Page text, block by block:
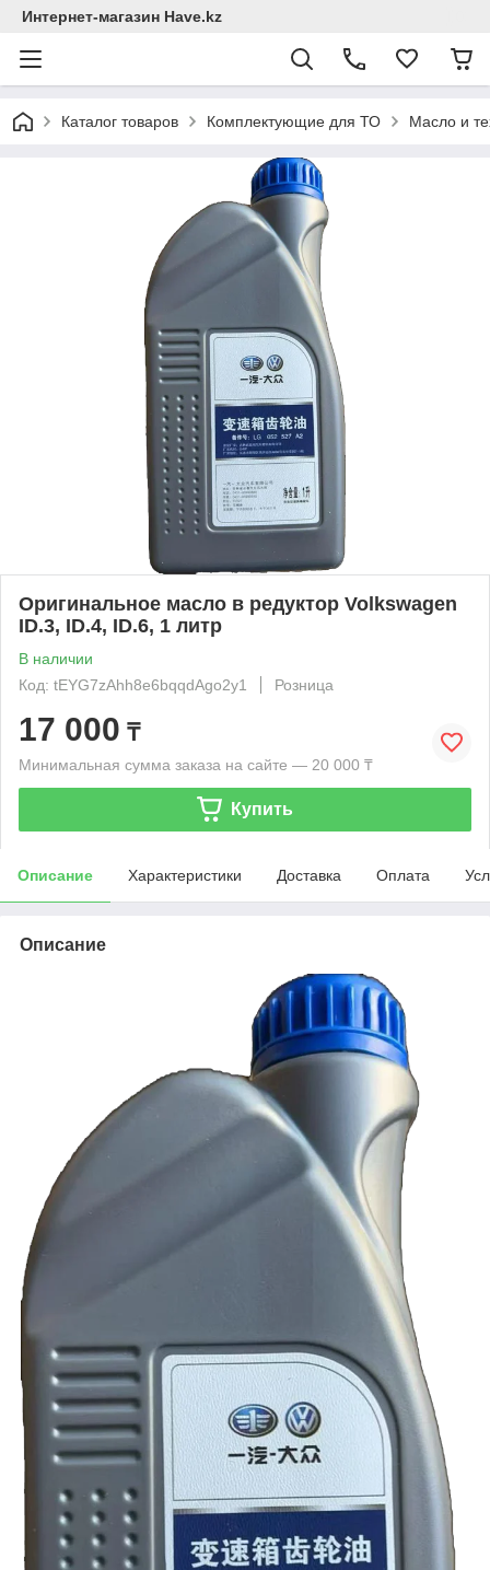
Интернет-магазин Have.kz
Каталог товаров Комплектующие для ТО Масло и
Оригинальное масло в редуктор Volkswagen
ID.3, ID.4, ID.6, 1 литр
В наличии
Код: tEYG7zAhh8e6bqqdAgo2y1
Розница
17 000 ₸
Минимальная сумма заказа на сайте — 20 000 ₸
Купить
Описание Характеристики Доставка Оплата
Описание